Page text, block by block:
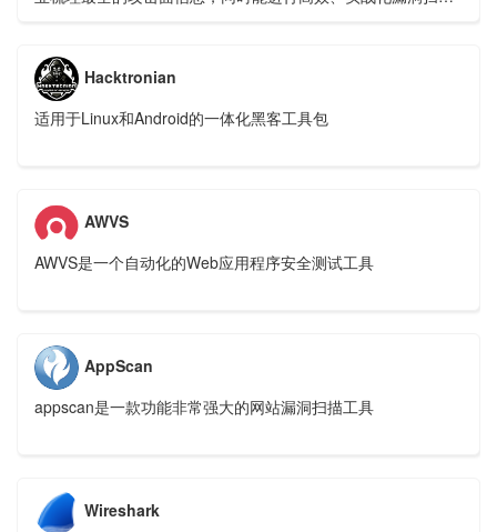
Hacktronian
适用于Linux和Android的一体化黑客工具包
AWVS
AWVS是一个自动化的Web应用程序安全测试工具
AppScan
appscan是一款功能非常强大的网站漏洞扫描工具
Wireshark